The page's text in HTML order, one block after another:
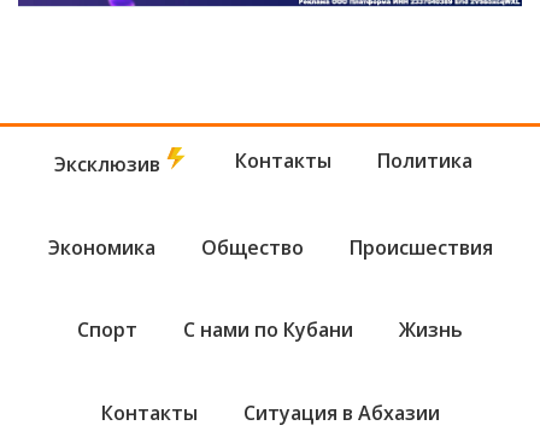
Эксклюзив Контакты Политика
Экономика Общество Происшествия
Спорт С нами по Кубани Жизнь
Контакты Ситуация в Абхазии